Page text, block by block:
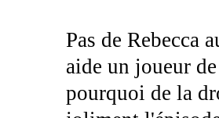
Pas de Rebecca
aide un joueur
pourquoi de la